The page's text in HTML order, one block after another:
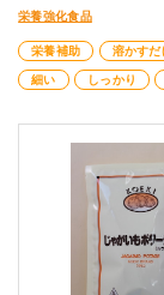
栄養強化食品
栄養補助 溶かすだ
細い
しっかり